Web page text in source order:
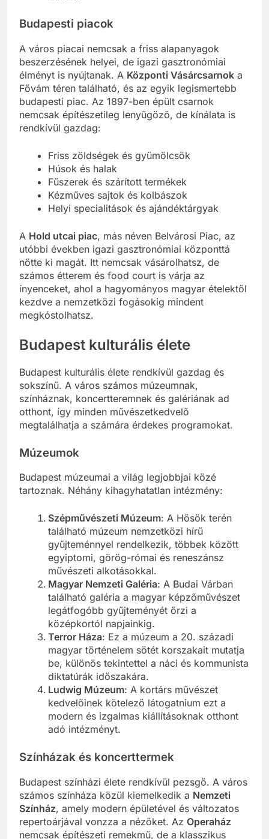
Budapesti piacok
A város piacai nemcsak a friss alapanyagok
beszerzésének helyei, de igazi gasztronómiai
élményt is nyújtanak. AKözponti Vásárcsarnoka
Fővám téren található, és az egyik legismertebb
budapesti piac. Az 1897-ben épült csarnok
nemcsak építészetileg lenyűgöző, de kínálata is
Friss zöldségek és gyümölcsök
Húsok és halak
Fűszerek és szárított termékek
Kézműves sajtok és kolbászok
AHold utcai piac, más néven Belvárosi Piac, az
utóbbi években igazi gasztronómiai központtá
nőtte ki magát. Itt nemcsak vásárolhatsz, de
számos étterem és food court is várja az
ínyenceket, ahol a hagyományos magyar ételektől
kezdve a nemzetközi fogásokig mindent
Budapest kulturális élete
Budapest kulturális élete rendkívül gazdag és
sokszínű. A város számos múzeumnak,
színháznak, koncertteremnek és galériának ad
otthont, így minden művészetkedvelő
Budapest múzeumai a világ legjobbjai közé
Szépművészeti Múzeum: A Hősök terén
található múzeum nemzetközi hírű
gyűjteménnyel rendelkezik, többek között
egyiptomi, görög-római és reneszánsz
művészeti alkotásokkal.
Magyar Nemzeti Galéria: A Budai Várban
található galéria a magyar képzőművészet
legátfogóbb gyűjteményét őrzi a
középkortól napjainkig.
Terror Háza: Ez a múzeum a 20. századi
magyar történelem sötét korszakait mutatja
be, különös tekintettel a náci és kommunista
diktatúrák időszakára.
Ludwig Múzeum: A kortárs művészet
kedvelőinek kötelező látogatnium ezt a
modern és izgalmas kiállításoknak otthont
Budapest színházi élete rendkívül pezsgő. A város
számos színháza közül kiemelkedik aNemzeti
Színház, amely modern épületével és változatos
repertoárjával vonzza a nézőket. AzOperaház